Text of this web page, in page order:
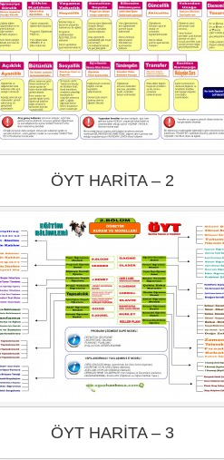
ÖYT HARİTA – 2
ÖYT HARİTA – 3